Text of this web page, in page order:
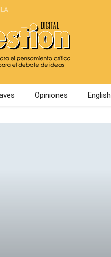
Opiniones English